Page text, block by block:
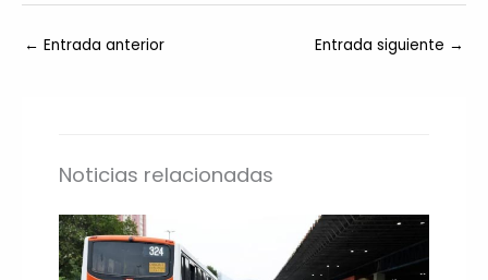
← Entrada anterior Entrada siguiente →
Noticias relacionadas